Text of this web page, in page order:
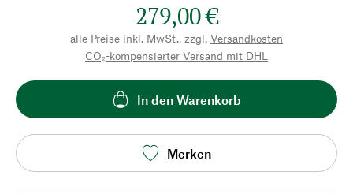
279,00 €
alle Preise inkl. MwSt., zzgl. Versandkosten
CO₂-kompensierter Versand mit DHL
In den Warenkorb
Merken